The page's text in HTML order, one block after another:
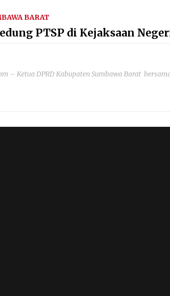
BARAT
PTSP di Kejaksaan
– Ketua DPRD Kabupaten Sumbawa Barat